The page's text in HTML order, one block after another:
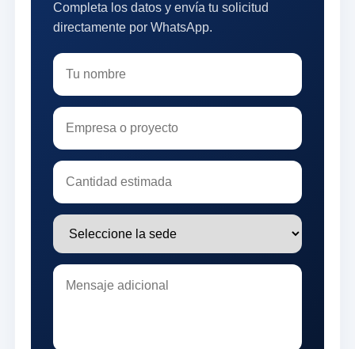
Completa los datos y envía tu solicitud
directamente por WhatsApp.